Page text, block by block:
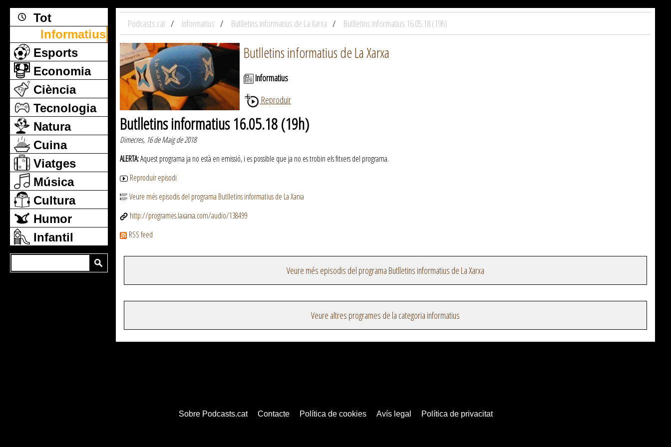
Tot
Informatius
Esports
Economia
Ciència
Tecnologia
Natura
Cuina
Viatges
Música
Cultura
Humor
Infantil
Podcasts.cat Informatius Butlletins informatius de La Xarxa Butlletins informatius 16.05.18 (19h)
Butlletins informatius de La Xarxa
Informatius
Reproduir
Butlletins informatius 16.05.18 (19h)
Dimecres, 16 de Maig de 2018
ALERTA:Aquest programa ja no està en emissió, i es possible que ja no es trobin els fitxers del programa.
Reproduir episodi
Veure més episodis del programa Butlletins informatius de La Xarxa
http://programes.laxarxa.com/audio/138499
RSS feed
Veure més episodis del programa Butlletins informatius de La Xarxa
Veure altres programes de la categoria informatius
Sobre Podcasts.cat Contacte Política de cookies Avís legal Política de privacitat